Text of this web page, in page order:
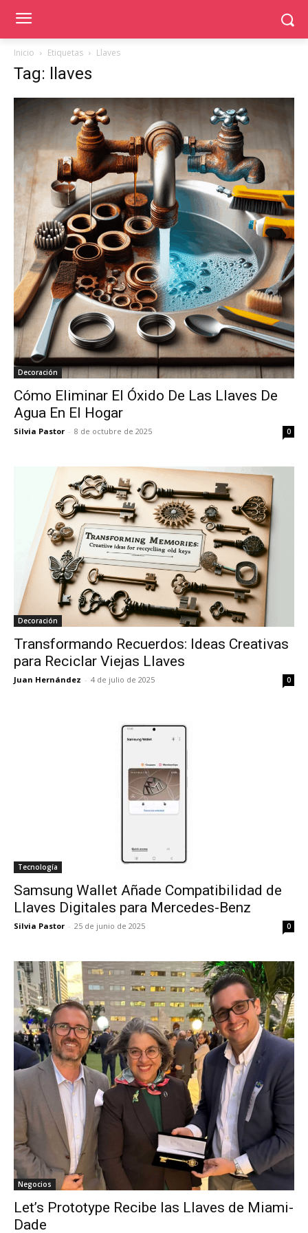
Inicio Etiquetas Llaves
Tag: llaves
Decoración
Cómo Eliminar El Óxido De Las Llaves De
Agua En El Hogar
Silvia Pastor - 8 de octubre de 2025 0
Decoración
Transformando Recuerdos: Ideas Creativas
para Reciclar Viejas Llaves
Juan Hernández - 4 de julio de 2025 0
Tecnología
Samsung Wallet Añade Compatibilidad de
Llaves Digitales para Mercedes-Benz
Silvia Pastor - 25 de junio de 2025 0
Negocios
Let’s Prototype Recibe las Llaves de Miami-
Dade